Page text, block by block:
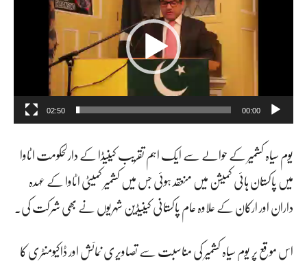
ی
ئ
ر
00:00
02:50
یوم سیاہ کشمیر کے حوالے سے ایک اہم تقریب کینیڈا کے دارلحکومت اٹاوا
میں پاکستان ہائی کمیشن میں منعقد ہوئی جس میں کشمیر کمیٹی اٹاوا کے عہدہ
داران اور ارکان کے علاوہ عام پاکستانی کینیڈین شہریوں نے بھی شرکت کی۔
اس موقع پر یوم سیاہ کشمیر کی مناسبت سے تصاویری نمائش اور ڈاکیومنٹری کا